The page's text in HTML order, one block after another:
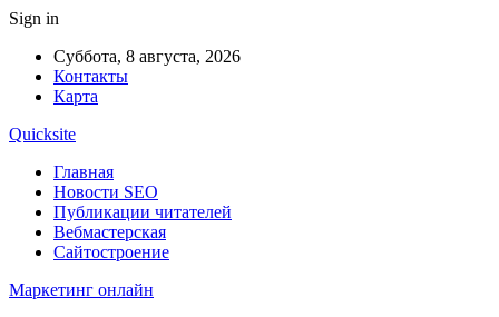
Sign in
Суббота, 8 августа, 2026
Контакты
Карта
Quicksite
Главная
Новости SEO
Публикации читателей
Вебмастерская
Сайтостроение
Маркетинг онлайн